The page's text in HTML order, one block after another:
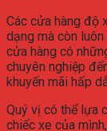
Các cửa hàng độ
dạng mà còn
cửa hàng có
chuyên nghiệp
khuyến mãi hấp
Quý vị có thể lựa
chiếc xe của